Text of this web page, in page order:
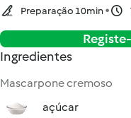
Preparação 10min
Ingredientes
Mascarpone cremoso
açúcar